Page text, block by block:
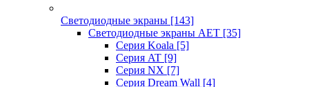
Светодиодные экраны [143]
Светодиодные экраны AET [35]
Cерия Koala [5]
Серия AT [9]
Серия NX [7]
Серия Dream Wall [4]